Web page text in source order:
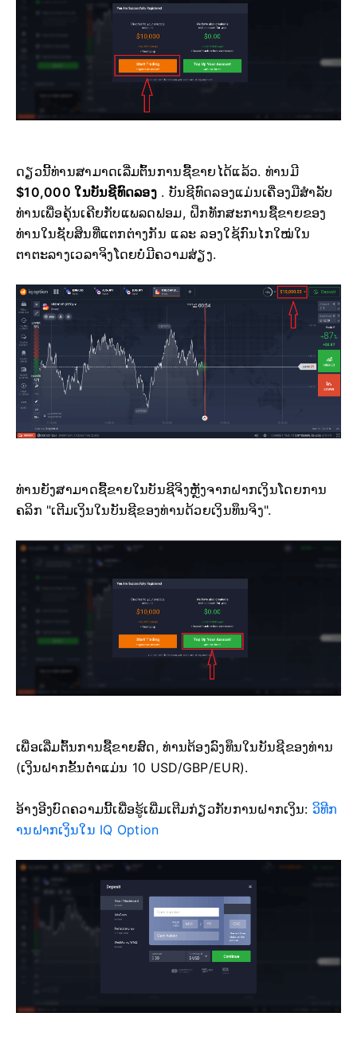
ດຽວນີ້ທ່ານສາມາດເລີ່ມຕົ້ນການຊື້ຂາຍໄດ້ແລ້ວ. ທ່ານມີ
$10,000 ໃນບັນຊີທົດລອງ . ບັນຊີທົດລອງແມ່ນເຄື່ອງມືສຳລັບ
ທ່ານເພື່ອຄຸ້ນເຄີຍກັບແພລດຟອມ, ຝຶກທັກສະການຊື້ຂາຍຂອງ
ທ່ານໃນຊັບສິນທີ່ແຕກຕ່າງກັນ ແລະ ລອງໃຊ້ກົນໄກໃໝ່ໃນ
ຕາຕະລາງເວລາຈິງໂດຍບໍ່ມີຄວາມສ່ຽງ.
ທ່ານຍັງສາມາດຊື້ຂາຍໃນບັນຊີຈິງຫຼັງຈາກຝາກເງິນໂດຍການ
ຄລິກ "ເຕີມເງິນໃນບັນຊີຂອງທ່ານດ້ວຍເງິນທຶນຈິງ".
ເພື່ອເລີ່ມຕົ້ນການຊື້ຂາຍສົດ, ທ່ານຕ້ອງລົງທຶນໃນບັນຊີຂອງທ່ານ
(ເງິນຝາກຂັ້ນຕ່ຳແມ່ນ 10 USD/GBP/EUR).
ອ້າງອີງບົດຄວາມນີ້ເພື່ອຮູ້ເພີ່ມເຕີມກ່ຽວກັບການຝາກເງິນ: ວິທີກ
ານຝາກເງິນໃນ IQ Option